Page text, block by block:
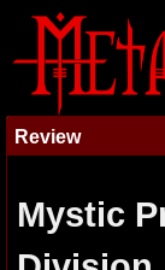
Review
Mystic